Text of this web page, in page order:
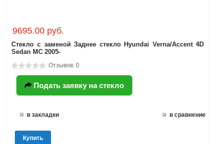
9695.00 руб.
Стекло с заменой Заднее стекло Hyundai Verna/Accent 4D
Sedan MC 2005-
Отзывов: 0
Подать заявку на стекло
в закладки в сравнение
Купить